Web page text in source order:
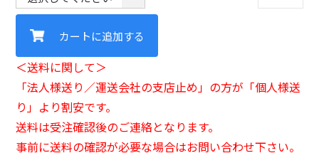
カートに追加する
＜送料に関して＞
「法人様送り／運送会社の支店止め」の方が「個人様送
り」より割安です。
送料は受注確認後のご連絡となります。
事前に送料の確認が必要な場合はお問い合わせ下さい。